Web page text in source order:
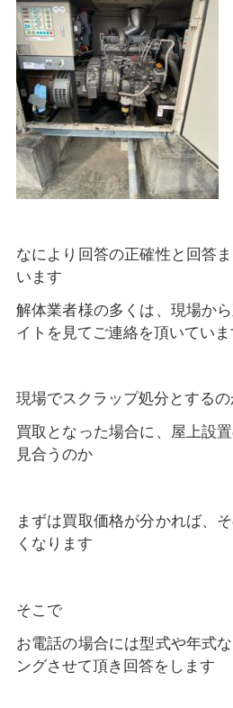
なにより回答の正確性と回答
います
解体業者様の多くは、現場か
イトを見てご連絡を頂いていま
現場でスクラップ処分とする
買取となった場合に、屋上設
見合うのか
まずは買取価格が分かれば、
くなります
そこで
お電話の場合には型式や年式
ングさせて頂き回答をします